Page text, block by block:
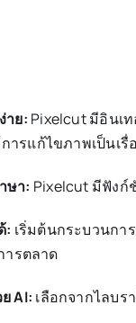
าย: Pixelcut มีอินเ
รแก้ไขภาพเป็นเรื่
ษา: Pixelcut มีฟังก์
: เริ่มต้นกระบวนกา
ารตลาด
AI: เลือกจากไลบ